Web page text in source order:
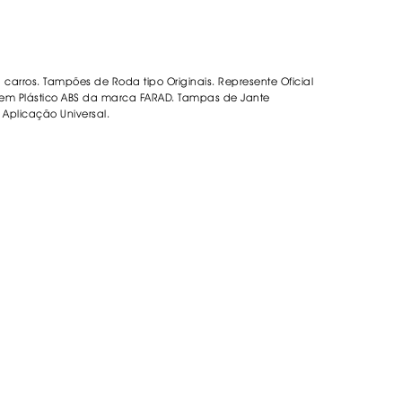
PNEUS
Tampões de Roda tipo Originais. Represente Oficial
Plástico ABS da marca FARAD. Tampas de Jante
Aplicação Universal.